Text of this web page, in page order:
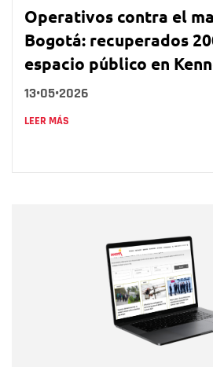
Operativos contra el
Bogotá: recuperados
espacio público en
13•05•2026
LEER MÁS
Correo electrónico
Tipo de comentario